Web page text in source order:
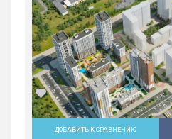
1 22/31
ДОБАВИТЬ К СРАВНЕНИЮ